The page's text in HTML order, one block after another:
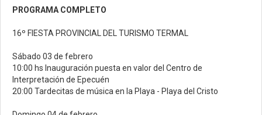
PROGRAMA COMPLETO
16º FIESTA PROVINCIAL DEL TURISMO TERMAL
Sábado 03 de febrero
10:00 hs Inauguración puesta en valor del Centro de
Interpretación de Epecuén
20:00 Tardecitas de música en la Playa - Playa del Cristo